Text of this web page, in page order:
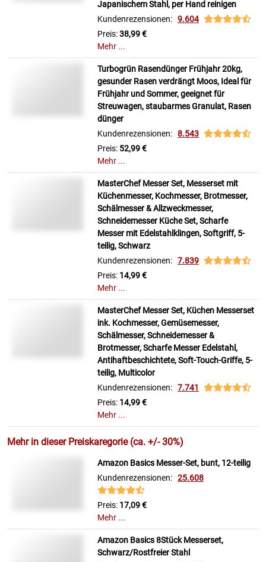
Japanischem Stahl, per Hand reinigen
Kundenrezensionen: 9.604
Preis:38,99 €
Mehr ...
Turbogrün Rasendünger Frühjahr 20kg,
gesunder Rasen verdrängt Moos, Ideal für
Frühjahr und Sommer, geeignet für
Streuwagen, staubarmes Granulat, Rasen
dünger
Kundenrezensionen: 8.543
Preis: 52,99 €
Mehr ...
MasterChef Messer Set, Messerset mit
Küchenmesser, Kochmesser, Brotmesser,
Schälmesser & Allzweckmesser,
Schneidemesser Küche Set, Scharfe
Messer mit Edelstahlklingen, Softgriff, 5-
teilig, Schwarz
Kundenrezensionen: 7.839
Preis: 14,99 €
Mehr ...
MasterChef Messer Set, Küchen Messerset
ink. Kochmesser, Gemüsemesser,
Schälmesser, Schneidemesser &
Brotmesser, Scharfe Messer Edelstahl,
Antihaftbeschichtete, Soft-Touch-Griffe, 5-
teilig, Multicolor
Kundenrezensionen: 7.741
Preis: 14,99 €
Mehr ...
Mehr in dieser Preiskaregorie (ca. +/- 30%)
Amazon Basics Messer-Set, bunt, 12-teilig
Kundenrezensionen: 25.608
Preis: 17,09 €
Mehr ...
Amazon Basics 8Stück Messerset,
Schwarz/Rostfreier Stahl